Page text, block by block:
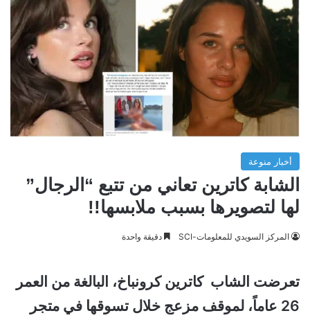
أخبار منوعة
الشابة كاترين تعاني من تتبع “الرجال”
لها لتصويرها بسبب ملابسها!!
المركز السويدي للمعلومات-SCI دقيقة واحدة
تعرضت الشاب كاترين كرونباخ، البالغة من العمر
26 عاماً، لموقف مزعج خلال تسوقها في متجر